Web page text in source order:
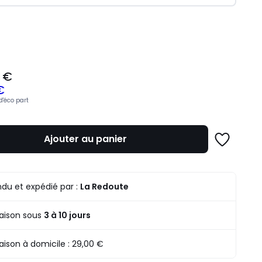
€
part
Ajouter au panier
Ajouter
et expédié par : La Redoute
sous 3 à 10 jours
à domicile :29,00 €